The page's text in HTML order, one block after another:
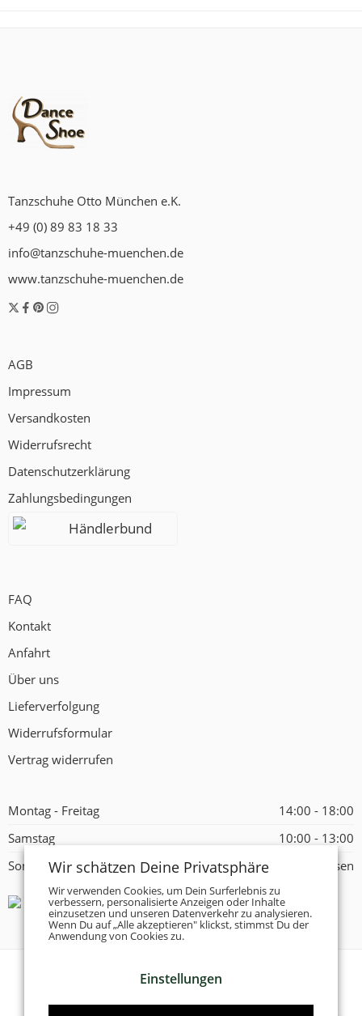
Tanzschuhe Otto München e.K.
+49 (0) 89 83 18 33
info@tanzschuhe-muenchen.de
www.tanzschuhe-muenchen.de
AGB
Impressum
Versandkosten
Widerrufsrecht
Datenschutzerklärung
Zahlungsbedingungen
Händlerbund
FAQ
Kontakt
Anfahrt
Über uns
Lieferverfolgung
Widerrufsformular
Vertrag widerrufen
Montag - Freitag
14:00 - 18:00
Samstag
10:00 - 13:00
Sonntag
Geschlossen
Tanzschuhe Otto München e.K.
Wir schätzen Deine Privatsphäre
Wir verwenden Cookies, um Dein Surferlebnis zu
verbessern, personalisierte Anzeigen oder Inhalte
einzusetzen und unseren Datenverkehr zu analysieren.
Wenn Du auf „Alle akzeptieren" klickst, stimmst Du der
Anwendung von Cookies zu.
Einstellungen